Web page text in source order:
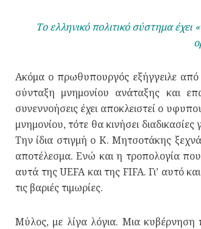
Το ελληνικό πολιτικό σύστημα
Ακόμα ο πρωθυπουργός εξήγγειλε
σύνταξη μνημονίου ανάταξης και
συνεννοήσεις έχει αποκλειστεί ο
μνημονίου, τότε θα κινήσει
Την ίδια στιγμή ο Κ. Μητσοτάκης
αποτέλεσμα. Ενώ και η τροπολογία
αυτά της UEFA και της FIFA. Γι’ αυτό
τις βαριές τιμωρίες.
Μύλος, με λίγα λόγια. Μια κυβέρνηση